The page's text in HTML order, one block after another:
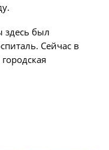
был
Сейчас в